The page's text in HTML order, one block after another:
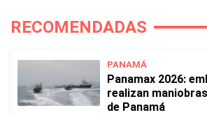
RECOMENDADAS
PANAMÁ
Panamax 2026:
realizan
de Panamá